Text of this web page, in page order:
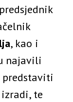
, kao i
najavili
predstaviti
te